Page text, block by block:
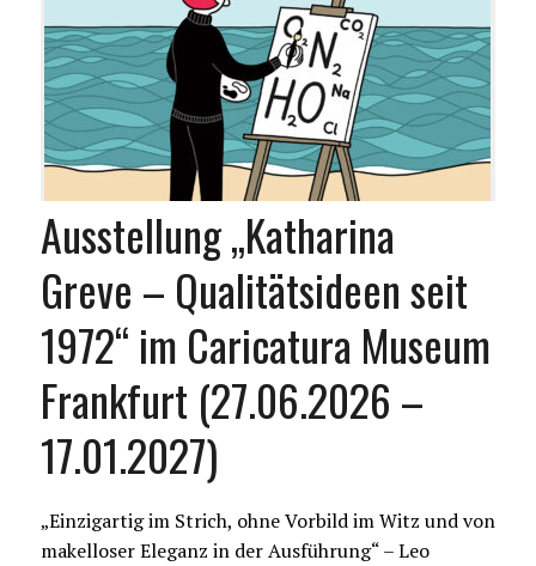
Ausstellung „Katharina
Greve – Qualitätsideen seit
1972“ im Caricatura Museum
Frankfurt (27.06.2026 –
17.01.2027)
„Einzigartig im Strich, ohne Vorbild im Witz und von
makelloser Eleganz in der Ausführung“ – Leo